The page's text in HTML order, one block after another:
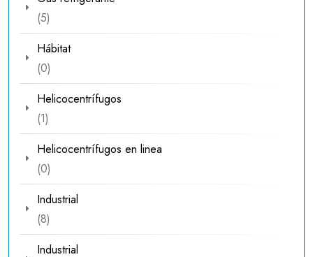
55
productos
Hábitat
00
productos
Helicocentrífugos
11
producto
Helicocentrífugos en linea
00
productos
Industrial
88
productos
Industrial